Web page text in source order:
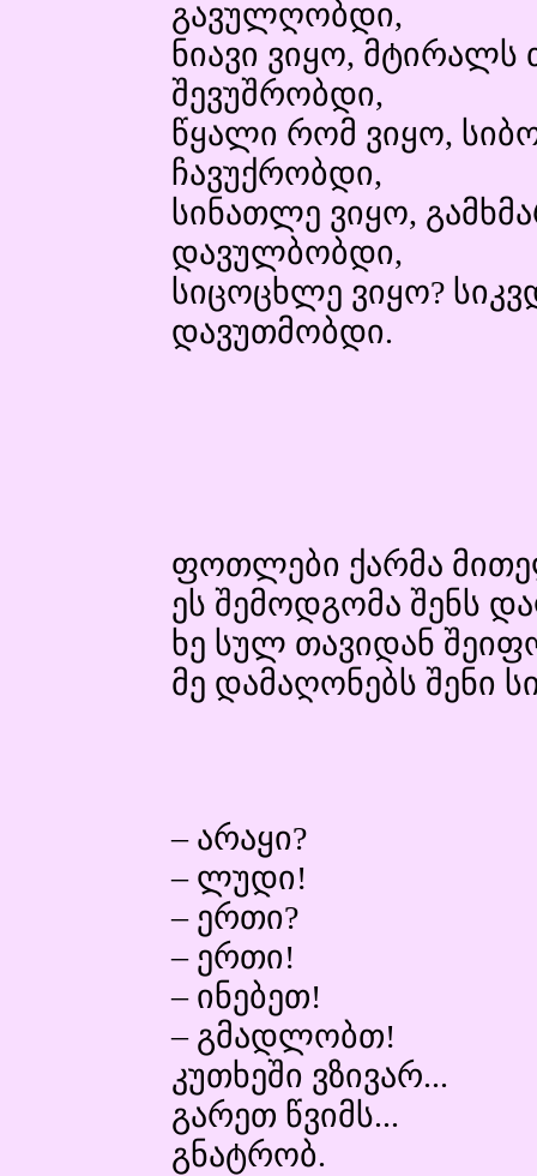
გავულღობდი,
ნიავი ვიყო,
შევუშრობდი,
წყალი რომ ვიყო,
ჩავუქრობდი,
სინათლე ვიყო,
დავულბობდი,
სიცოცხლე ვიყო?
დავუთმობდი.
ფოთლები ქარმა
ეს შემოდგომა შენს
ხე სულ თავიდან
მე დამაღონებს შენი
– არაყი?
– ლუდი!
– ერთი?
– ერთი!
– ინებეთ!
– გმადლობთ!
კუთხეში ვზივარ...
გარეთ წვიმს...
გნატრობ.